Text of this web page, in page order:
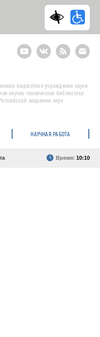
YoutubeВКонтактеRSS
E-
mail
подписка
бюджетное учреждение науки
научно-техническая библиотека
академии наук
НАУЧНАЯ РАБОТА
Время: 10:10